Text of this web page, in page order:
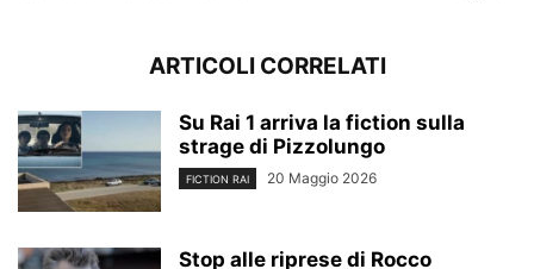
ARTICOLI CORRELATI
Su Rai 1 arriva la fiction sulla
strage di Pizzolungo
FICTION RAI 20 Maggio 2026
Stop alle riprese di Rocco